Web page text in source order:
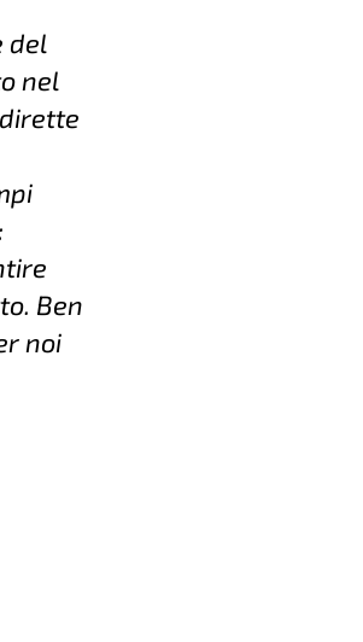
del
nel
Ben
noi